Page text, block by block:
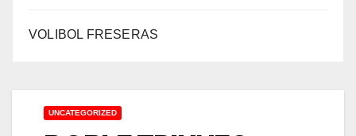
VOLIBOL FRESERAS
UNCATEGORIZED